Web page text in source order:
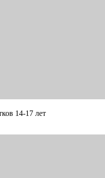
14-17 лет